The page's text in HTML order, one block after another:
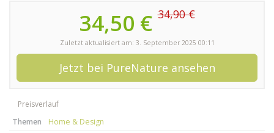
34,50 €34,90 €
Zuletzt aktualisiert am: 3. September 2025 00:11
Jetzt bei PureNature ansehen
Preisverlauf
Themen
Home & Design